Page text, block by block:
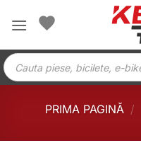
Products
search
PRIMA PAGINĂ /